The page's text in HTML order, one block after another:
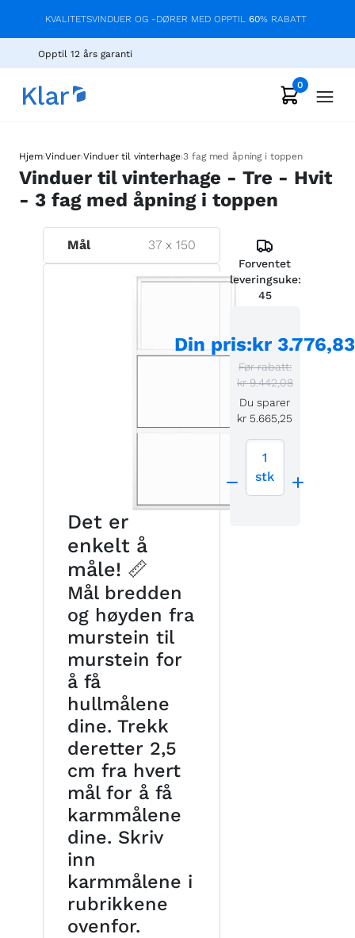
KVALITETSVINDUER OG -DØRER MED OPPTIL 60% RABATT
Opptil 12 års garanti
0
Hjem›Vinduer›Vinduer til vinterhage›3 fag med åpning i toppen
Vinduer til vinterhage - Tre - Hvit
- 3 fag med åpning i toppen
Mål 37 x150
Det er
enkelt å
måle! 📏
Mål bredden
og høyden fra
murstein til
murstein for
å få
hullmålene
dine. Trekk
deretter 2,5
cm fra hvert
mål for å få
karmmålene
dine. Skriv
inn
karmmålene i
rubrikkene
ovenfor.
Forventet
leveringsuke:
45
Din pris:kr 3.776,83
Før rabatt:
kr 9.442,08
Du sparer
kr 5.665,25
1
stk